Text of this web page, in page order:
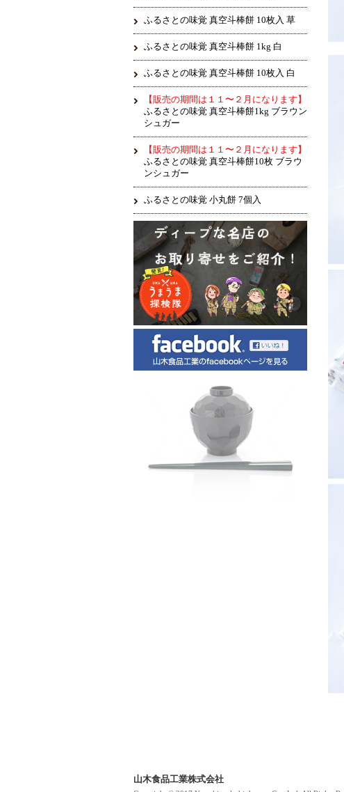
ふるさとの味覚 真空斗棒餅 10枚入 草
ふるさとの味覚 真空斗棒餅 1kg 白
ふるさとの味覚 真空斗棒餅 10枚入 白
【販売の期間は１１〜２月になります】
ふるさとの味覚 真空斗棒餅1kg ブラウン
シュガー
【販売の期間は１１〜２月になります】
ふるさとの味覚 真空斗棒餅10枚 ブラウ
ンシュガー
ふるさとの味覚 小丸餅 7個入
山木食品工業株式会社